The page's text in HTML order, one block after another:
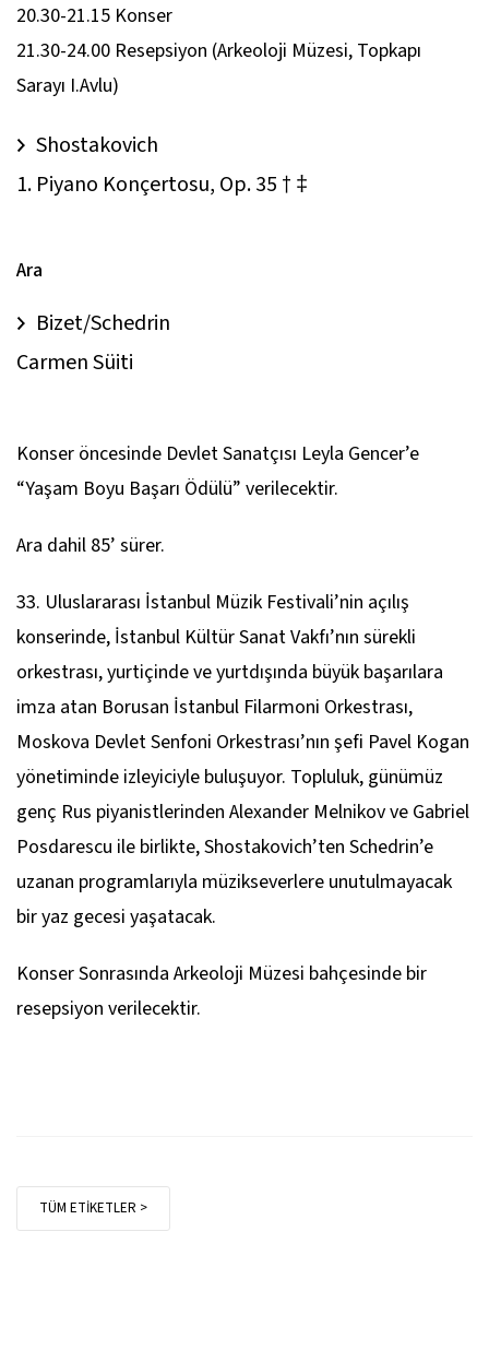
20.30-21.15 Konser
21.30-24.00 Resepsiyon (Arkeoloji Müzesi, Topkapı
Sarayı I.Avlu)
Shostakovich
1. Piyano Konçertosu, Op. 35 † ‡
Ara
Bizet/Schedrin
Carmen Süiti
Konser öncesinde Devlet Sanatçısı Leyla Gencer’e
“Yaşam Boyu Başarı Ödülü” verilecektir.
Ara dahil 85’ sürer.
33. Uluslararası İstanbul Müzik Festivali’nin açılış
konserinde, İstanbul Kültür Sanat Vakfı’nın sürekli
orkestrası, yurtiçinde ve yurtdışında büyük başarılara
imza atan Borusan İstanbul Filarmoni Orkestrası,
Moskova Devlet Senfoni Orkestrası’nın şefi Pavel Kogan
yönetiminde izleyiciyle buluşuyor. Topluluk, günümüz
genç Rus piyanistlerinden Alexander Melnikov ve Gabriel
Posdarescu ile birlikte, Shostakovich’ten Schedrin’e
uzanan programlarıyla müzikseverlere unutulmayacak
bir yaz gecesi yaşatacak.
Konser Sonrasında Arkeoloji Müzesi bahçesinde bir
resepsiyon verilecektir.
TÜM ETİKETLER >